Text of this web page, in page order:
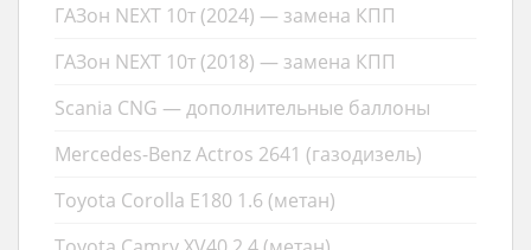
ГАЗон NEXT 10т (2024) — замена КПП
ГАЗон NEXT 10т (2018) — замена КПП
Scania CNG — дополнительные баллоны
Mercedes-Benz Actros 2641 (газодизель)
Toyota Corolla E180 1.6 (метан)